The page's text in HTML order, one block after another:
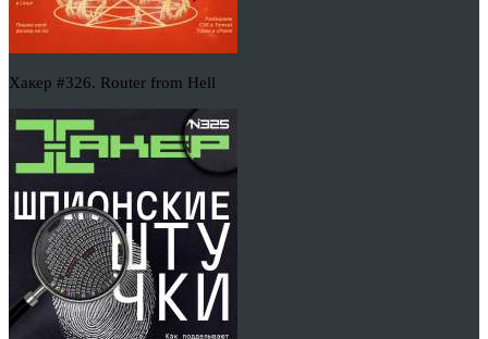
Хакер #326. Router from Hell